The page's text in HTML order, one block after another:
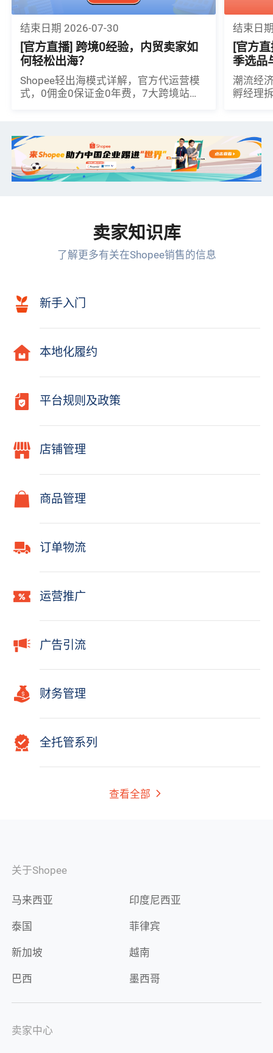
结束日期 2026-07-30
[官方直播] 跨境0经验，内贸卖家如
何轻松出海？
Shopee轻出海模式详解，官方代运营模
式，0佣金0保证金0年费，7大跨境站点
结束日
[官方
季选品
潮流经
孵经理
卖家知识库
了解更多有关在Shopee销售的信息
新手入门
本地化履约
平台规则及政策
店铺管理
商品管理
订单物流
运营推广
广告引流
财务管理
全托管系列
查看全部
关于Shopee
马来西亚 印度尼西亚
泰国 菲律宾
新加坡 越南
巴西 墨西哥
卖家中心